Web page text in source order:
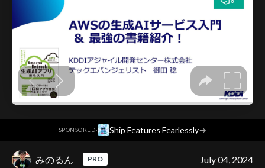
SPONSORED· Ship Features Fearlessly→
みのるん PRO July 04, 2024